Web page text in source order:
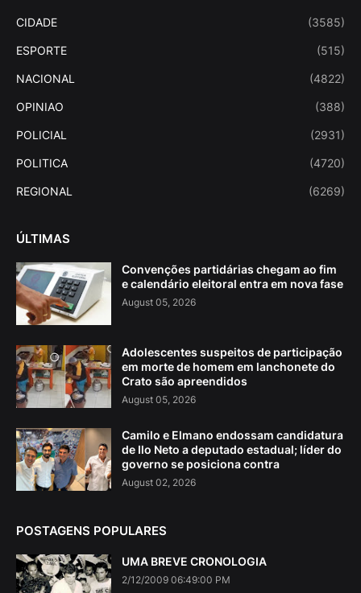
CIDADE (3585)
ESPORTE (515)
NACIONAL (4822)
OPINIAO (388)
POLICIAL (2931)
POLITICA (4720)
REGIONAL (6269)
ÚLTIMAS
Convenções partidárias chegam ao fim
e calendário eleitoral entra em nova fase
August 05, 2026
Adolescentes suspeitos de participação
em morte de homem em lanchonete do
Crato são apreendidos
August 05, 2026
Camilo e Elmano endossam candidatura
de Ilo Neto a deputado estadual; líder do
governo se posiciona contra
August 02, 2026
POSTAGENS POPULARES
UMA BREVE CRONOLOGIA
2/12/2009 06:49:00 PM